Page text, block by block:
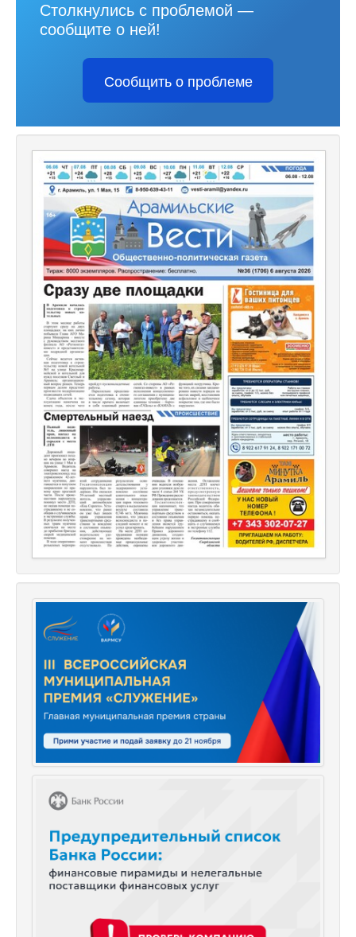
Столкнулись с проблемой —
сообщите о ней!
Сообщить о проблеме